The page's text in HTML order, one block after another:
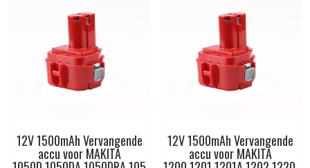
12V 1500mAh Vervangende
accu voor MAKITA
12V 1500mAh Vervangende
accu voor MAKITA